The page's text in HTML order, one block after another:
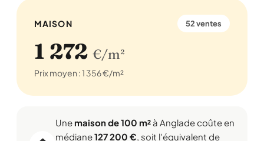
MAISON 52 ventes
1 272 €/m²
Prix moyen : 1 356 €/m²
Une maison de 100 m² à Anglade coûte en
médiane127 200 €, soit l'équivalent de